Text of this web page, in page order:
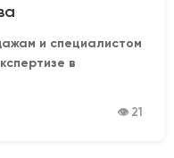
и специалистом
в
👁 21